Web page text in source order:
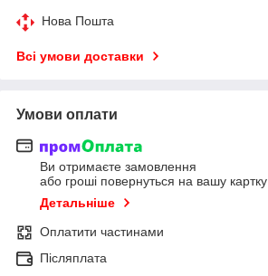
Нова Пошта
Всі умови доставки
Умови оплати
Ви отримаєте замовлення
або гроші повернуться на вашу картку
Детальніше
Оплатити частинами
Післяплата